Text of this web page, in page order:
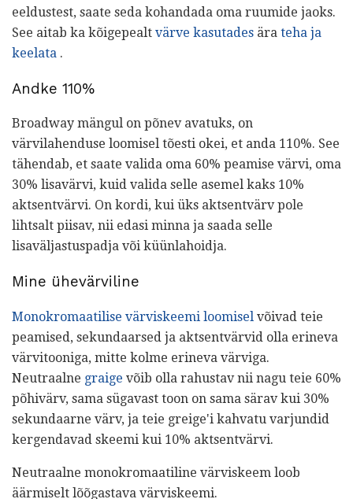
eeldustest, saate seda kohandada oma ruumide jaoks.
See aitab ka kõigepealt värve kasutades ära teha ja
keelata .
Andke 110%
Broadway mängul on põnev avatuks, on
värvilahenduse loomisel tõesti okei, et anda 110%. See
tähendab, et saate valida oma 60% peamise värvi, oma
30% lisavärvi, kuid valida selle asemel kaks 10%
aktsentvärvi. On kordi, kui üks aktsentvärv pole
lihtsalt piisav, nii edasi minna ja saada selle
lisaväljastuspadja või küünlahoidja.
Mine ühevärviline
Monokromaatilise värviskeemi loomisel võivad teie
peamised, sekundaarsed ja aktsentvärvid olla erineva
värvitooniga, mitte kolme erineva värviga.
Neutraalne graige võib olla rahustav nii nagu teie 60%
põhivärv, sama sügavast toon on sama särav kui 30%
sekundaarne värv, ja teie greige'i kahvatu varjundid
kergendavad skeemi kui 10% aktsentvärvi.
Neutraalne monokromaatiline värviskeem loob
äärmiselt lõõgastava värviskeemi.